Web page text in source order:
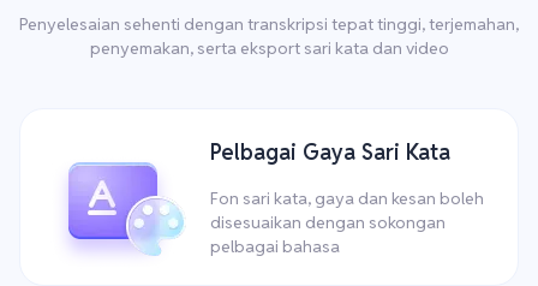
Penyelesaian sehenti dengan transkripsi tepat tinggi, terjemahan,
penyemakan, serta eksport sari kata dan video
Pelbagai Gaya Sari Kata
Fon sari kata, gaya dan kesan boleh
disesuaikan dengan sokongan
pelbagai bahasa